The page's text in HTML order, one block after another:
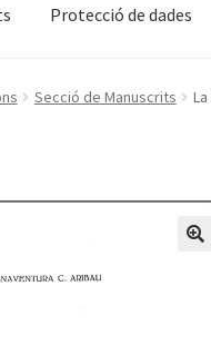
Protecció de dades
Cistella El meu
Secció de Manuscrits